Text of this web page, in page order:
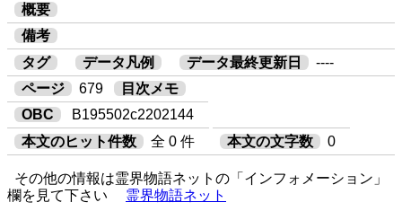
概要
備考
タグ
データ凡例 データ最終更新日
----
ページ
679
目次メモ
OBC
B195502c2202144
本文のヒット件数
全 0 件 本文の文字数 0
その他の情報は霊界物語ネットの「インフォメーション」
欄を見て下さい
霊界物語ネット